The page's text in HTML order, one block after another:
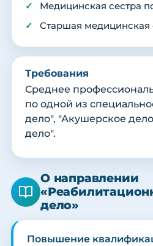
Медицинская сестра
Старшая медицинская
Требования
Среднее
по одной из
дело", "Акушерское
дело".
О направлении
дело»
Повышение